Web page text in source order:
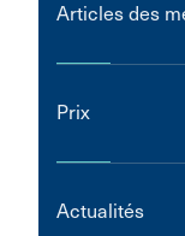
Articles des
Prix
Actualités